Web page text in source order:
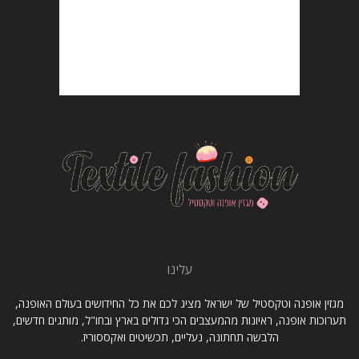
עלינו
מגזין אופנה וטקסטיל של ישראל מציג לכם את כל החידושים בעולם האופנה,
תערוכות אופנה, ראיונות מהמעצבים הכי גדולים בארץ ובחו"ל, מותגים חדשים,
הלבשה תחתונה, נעליים, תכשיטים ואקססוריז.